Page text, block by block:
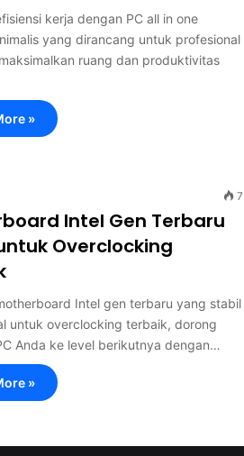
kerja dengan PC all in one
yang dirancang untuk profesional
ruang dan produktivitas
»
7
Intel Gen Terbaru
Overclocking
Intel gen terbaru yang stabil
untuk overclocking terbaik, dorong
Anda ke level berikutnya dengan…
»